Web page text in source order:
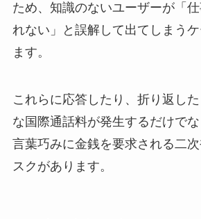
ため、知識のないユーザーが「
れない」と誤解して出てしまう
ます。
これらに応答したり、折り返し
な国際通話料が発生するだけで
言葉巧みに金銭を要求される二
スクがあります。